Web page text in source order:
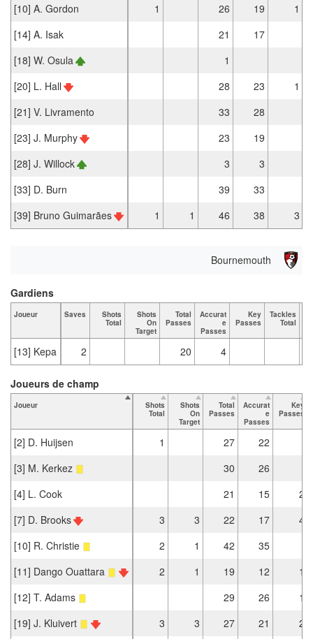
[10] A. Gordon
1 26 19
1
[14] A. Isak
21
17
[18] W. Osula
1
[20] L. Hall
28 23
1
[21] V. Livramento
33
28
[23] J. Murphy
23
19
[28] J. Willock
3
3
[33] D. Burn
39
33
[39] Bruno Guimarães
1 1 46 38 3
Bournemouth
Joueur Saves
Shots
Total
Shots
On
Target
Total
Passes
Accurat
e
Passes
Key
Passes
Tackles
Total
[13] Kepa 2 20 4
Gardiens
Joueur
Shots
Total
Shots
On
Target
Total
Passes
Accurat
e
Passes
Key
Passes
[2] D. Huijsen 1 27
22
[3] M. Kerkez
30
26
[4] L. Cook
21 15
2
[7] D. Brooks
3 3 22 17
4
[10] R. Christie
2 1 42
35
[11] Dango Ouattara
2 1 19 12
1
[12] T. Adams
29 26
1
[19] J. Kluivert
3 3 27 21 2
Joueurs de champ